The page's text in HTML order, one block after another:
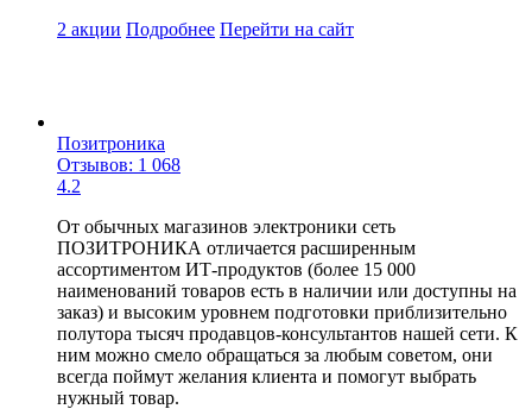
2 акции Подробнее Перейти на сайт
Позитроника
Отзывов: 1 068
4.2
От обычных магазинов электроники сеть
ПОЗИТРОНИКА отличается расширенным
ассортиментом ИТ-продуктов (более 15 000
наименований товаров есть в наличии или доступны на
заказ) и высоким уровнем подготовки приблизительно
полутора тысяч продавцов-консультантов нашей сети. К
ним можно смело обращаться за любым советом, они
всегда поймут желания клиента и помогут выбрать
нужный товар.